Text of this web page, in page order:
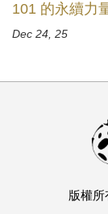
101 的永續力
Dec 24, 25
版權所